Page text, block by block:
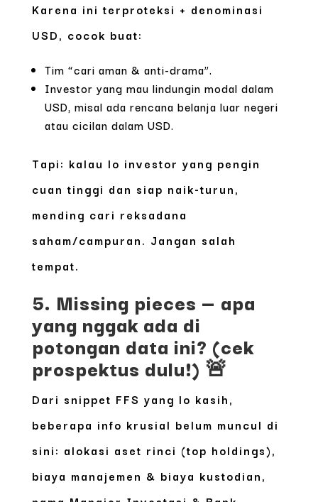
Karena ini terproteksi + denominasi
USD, cocok buat:
Tim “cari aman & anti-drama”.
Investor yang mau lindungin modal dalam
USD, misal ada rencana belanja luar negeri
atau cicilan dalam USD.
Tapi: kalau lo investor yang pengin
cuan tinggi dan siap naik-turun,
mending cari reksadana
saham/campuran. Jangan salah
tempat.
5. Missing pieces — apa
yang nggak ada di
potongan data ini? (cek
prospektus dulu!) 🚨
Dari snippet FFS yang lo kasih,
beberapa info krusial belum muncul di
sini: alokasi aset rinci (top holdings),
biaya manajemen & biaya kustodian,